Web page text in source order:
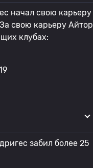
начал свою карьеру
свою карьеру Айтор
клубах:
забил более 25